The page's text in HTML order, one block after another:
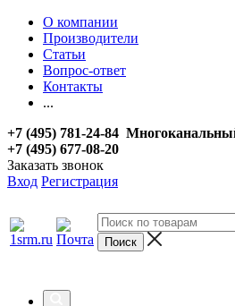
О компании
Производители
Статьи
Вопрос-ответ
Контакты
...
+7 (495) 781-24-84
+7 (495) 677-08-20
Заказать звонок
Вход Регистрация